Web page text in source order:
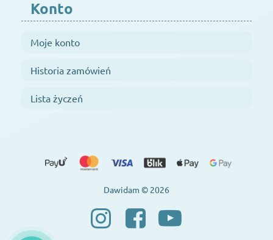
Konto
Moje konto
Historia zamówień
Lista życzeń
Dawidam © 2026